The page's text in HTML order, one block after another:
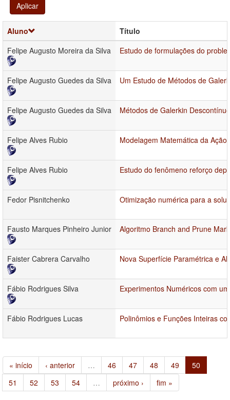
Aplicar
Aluno
Título
Felipe Augusto Moreira da Silva
Estudo de formulações do
Felipe Augusto Guedes da Silva Um Estudo de Métodos de
Felipe Augusto Guedes da Silva Métodos de Galerkin
Felipe Alves Rubio Modelagem Matemática da
Felipe Alves Rubio Estudo do fenômeno reforço
Fedor Pisnitchenko Otimização numérica para a
Fausto Marques Pinheiro Junior Algoritmo Branch and Prune
Faister Cabrera Carvalho Nova Superfície Paramétrica e
Fábio Rodrigues Silva Experimentos Numéricos com
Fábio Rodrigues Lucas Polinômios e Funções Inteiras
« início ‹ anterior … 46 47 48 49
50
51
52 53 54 … próximo › fim »